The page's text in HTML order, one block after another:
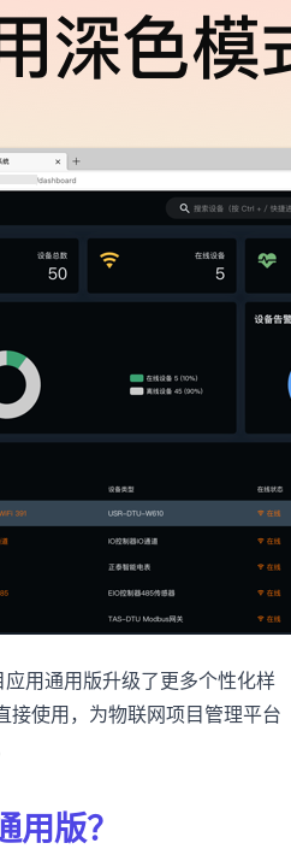
应用通用版升级了更多个性化样
接使用，为物联网项目管理平台
用版？